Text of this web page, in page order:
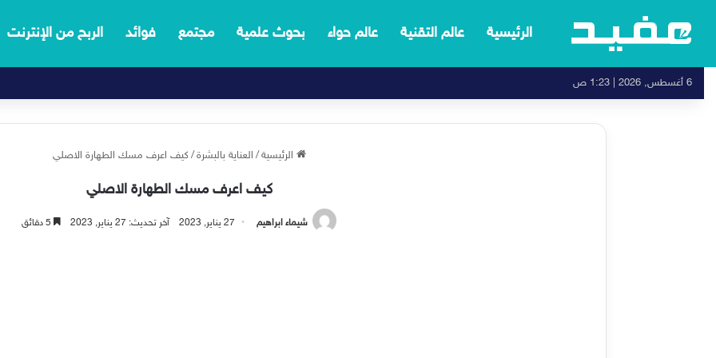
الرئيسية عالم التقنية عالم حواء بحوث علمية مجتمع فوائد الربح من الإنترنت
6 أغسطس, 2026 | 1:23 ص
الرئيسية / العناية بالبشرة / كيف اعرف مسك الطهارة الاصلي
كيف اعرف مسك الطهارة الاصلي
شيماء ابراهيم 27 يناير, 2023 آخر تحديث: 27 يناير, 2023